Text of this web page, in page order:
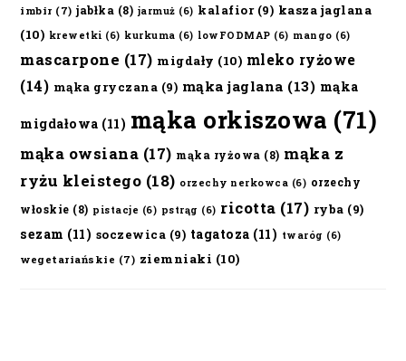
imbir (7) jabłka (8) jarmuż (6) kalafior(9) kasza jaglana
(10) krewetki (6) kurkuma (6) lowFODMAP (6) mango (6)
mascarpone (17) migdały (10) mleko ryżowe
(14) mąka gryczana (9) mąka jaglana (13) mąka
migdałowa (11) mąka orkiszowa (71)
mąka owsiana (17) mąka ryżowa (8) mąka z
ryżu kleistego (18) orzechy nerkowca (6) orzechy
włoskie (8) pistacje (6) pstrąg (6) ricotta (17) ryba (9)
sezam (11) soczewica (9) tagatoza (11) twaróg (6)
wegetariańskie (7) ziemniaki (10)